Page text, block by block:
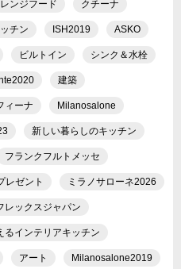
レンジフード クチーナ
チン ISH2019 ASKO
ビルトイン シンク＆水栓
建築
ィーナ Milanosalone
新しい暮らしのキッチン
フランクフルトメッセ
レゼント ミラノサローネ2026
レックスジャパン
るインテリアキッチン
アート Milanosalone2019